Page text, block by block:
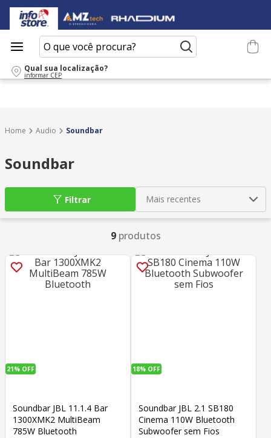
O que você procura?
Qual sua localização?
informar CEP
Audio Soundbar
Soundbar
Mais recentes
Filtrar
9 produtos
21% OFF
Soundbar JBL 11.1.4 Bar
1300XMK2 MultiBeam
785W Bluetooth
18% OFF
Soundbar JBL 2.1 SB180
Cinema 110W Bluetooth
Subwoofer sem Fios